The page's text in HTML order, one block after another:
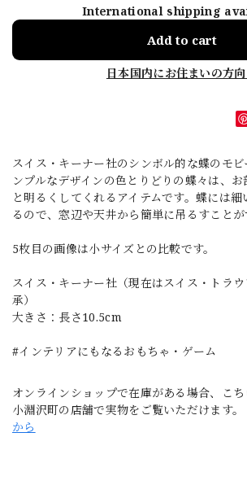
International shipping
Add to cart
日本国内にお住まいの方
スイス・キーナー社のシンボル的な蝶のモ
ンプルなデザインの色とりどりの蝶々は、
と明るくしてくれるアイテムです。蝶には
るので、窓辺や天井から簡単に吊るすことが
5枚目の画像は小サイズとの比較です。
スイス・キーナー社（現在はスイス・トラ
承）
大きさ：長さ10.5cm
#インテリアにもなるおもちゃ・ゲーム
オンラインショップで在庫がある場合、こ
小淵沢町の店舗で実物をご覧いただけます。
から